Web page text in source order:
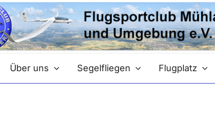
Über uns Segelfliegen Flugplatz